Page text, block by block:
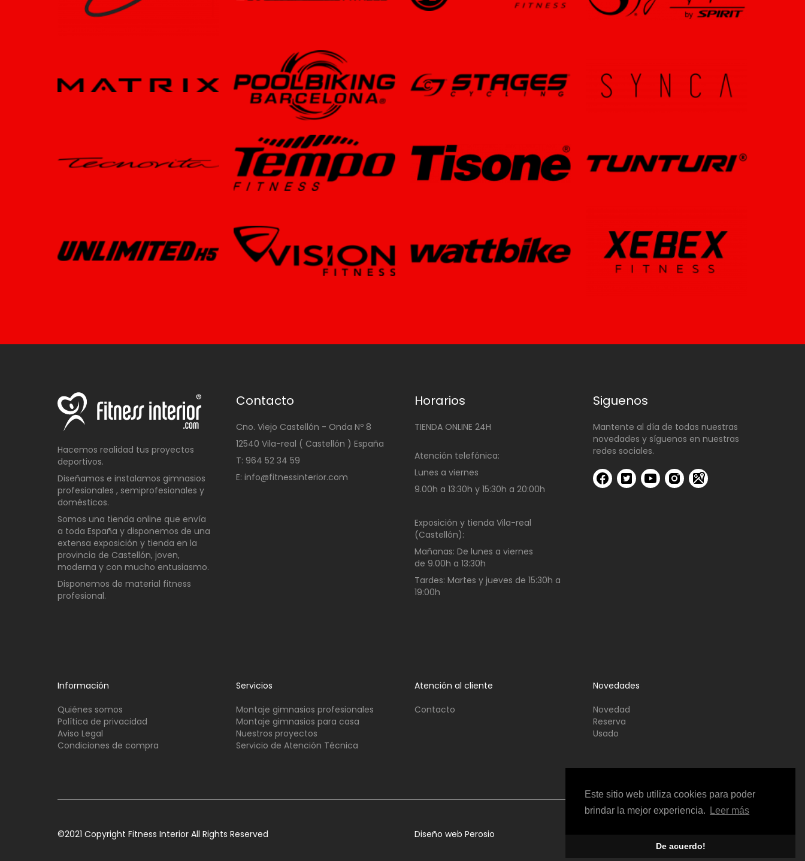
Este sitio web utiliza cookies para poder
brindar la mejor experiencia.
Leer más
De acuerdo!
Hacemos realidad tus proyectos
deportivos.
Diseñamos e instalamos gimnasios
profesionales , semiprofesionales y
domésticos.
Somos una tienda online que envía
a toda España y disponemos de una
extensa exposición y tienda en la
provincia de Castellón, joven,
moderna y con mucho entusiasmo.
Disponemos de material fitness
profesional.
Contacto
Cno. Viejo Castellón - Onda Nº 8
12540 Vila-real ( Castellón ) España
T: 964 52 34 59
E: info@fitnessinterior.com
Horarios
TIENDA ONLINE 24H
Atención telefónica:
Lunes a viernes
9.00h a 13:30h y 15:30h a 20:00h
Exposición y tienda Vila-real
(Castellón):
Mañanas: De lunes a viernes
de 9.00h a 13:30h
Tardes: Martes y jueves de 15:30h a
19:00h
Siguenos
Mantente al día de todas nuestras
novedades y síguenos en nuestras
redes sociales.
Información
Quiénes somos
Política de privacidad
Aviso Legal
Condiciones de compra
Servicios
Montaje gimnasios profesionales
Montaje gimnasios para casa
Nuestros proyectos
Servicio de Atención Técnica
Atención al cliente
Contacto
Novedades
Novedad
Reserva
Usado
©2021 Copyright Fitness Interior All Rights Reserved Diseño web Perosio